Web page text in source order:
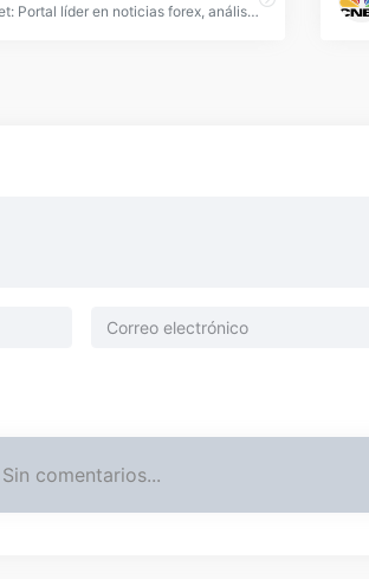
FXStreet: Portal líder en noticias forex, análisis técnico y fundamentales en tiempo real. Cotizaciones, gráficos y herramientas para traders.
Sin comentarios...